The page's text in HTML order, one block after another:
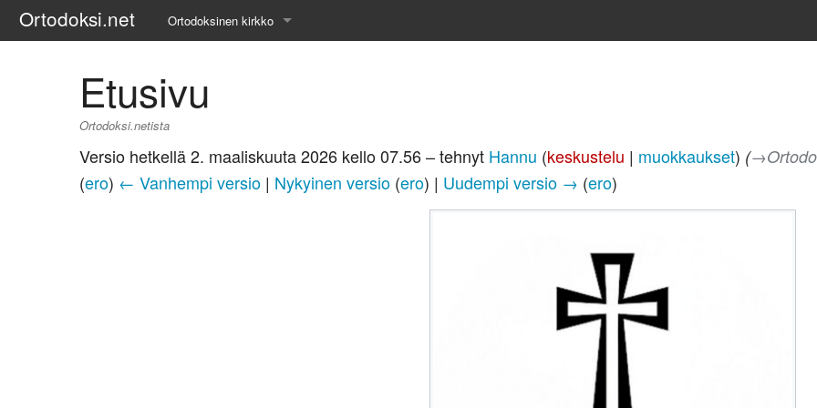
Ortodoksi.net Ortodoksinen kirkko
Liturgiset tekstit
Kirkkohistoria
Etusivu
Ortodoksi.netista
Versio hetkellä 2. maaliskuuta 2026 kello 07.56 – tehnyt Hannu (keskustelu | muokkaukset) (
(ero) ← Vanhempi versio | Nykyinen versio (ero) | Uudempi versio → (ero)